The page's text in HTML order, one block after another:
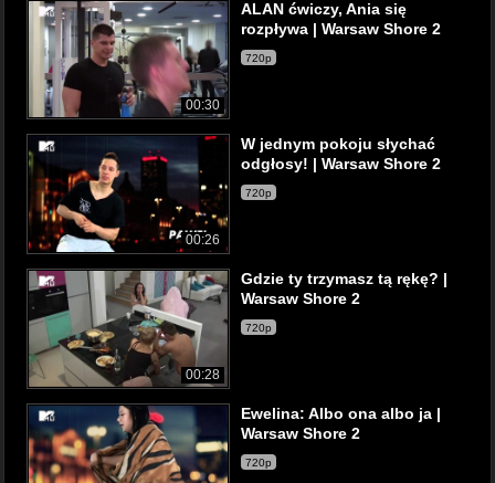
00:30
ALAN ćwiczy, Ania się
rozpływa | Warsaw Shore 2
720p
00:26
W jednym pokoju słychać
odgłosy! | Warsaw Shore 2
720p
00:28
Gdzie ty trzymasz tą rękę? |
Warsaw Shore 2
720p
Ewelina: Albo ona albo ja |
Warsaw Shore 2
720p